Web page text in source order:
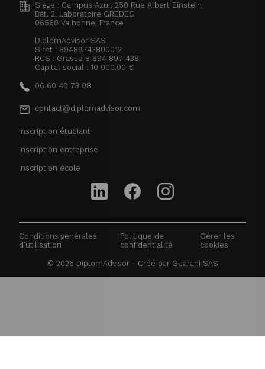
Siège : Campus Azur, 250 Rue Albert Einstein
Bât. 2. Laboratoire GREDEG
06560 Valbonne, France
DiplomAdvisor SAS
Siret : 89489743800012
RCS : Grasse B 894 897 438
Capital social : 10 000,00 €
06 60 40 73 08
contact@diplomadvisor.com
Inscription étudiant
Inscription entreprise
Inscription école
Conditions générales
d'utilisation
Politique de
confidentialité
Gérer les
cookies
© 2026 DiplomAdvisor - Créé par Guarani SAS